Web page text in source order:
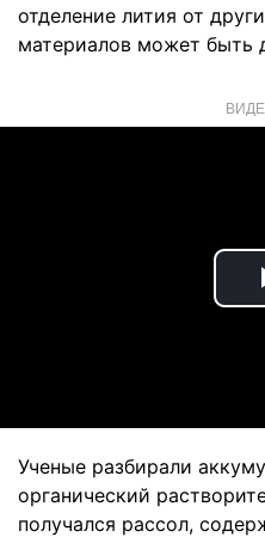
отделение лития от
материалов может быть
Ученые разбирали
органический
получался рассол,